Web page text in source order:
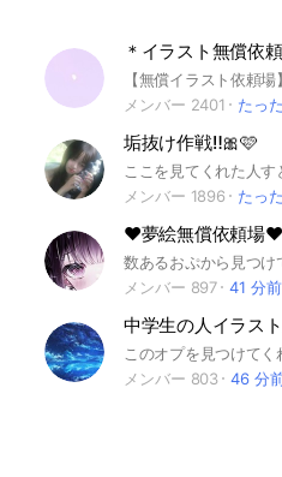
＊イラスト無償依
メンバー 2401
たっ
垢抜け作戦‼️🎀🩷
メンバー 1896
たっ
‪❤︎‬‪夢絵無償依頼場‪❤︎‬‪
メンバー 897
41 分前
中学生の人イラス
メンバー 803
46 分